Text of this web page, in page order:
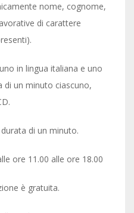
nome, cognome,
di carattere
in lingua italiana e uno
di un minuto ciascuno,
di un minuto.
ore 11.00 alle ore 18.00
è gratuita.